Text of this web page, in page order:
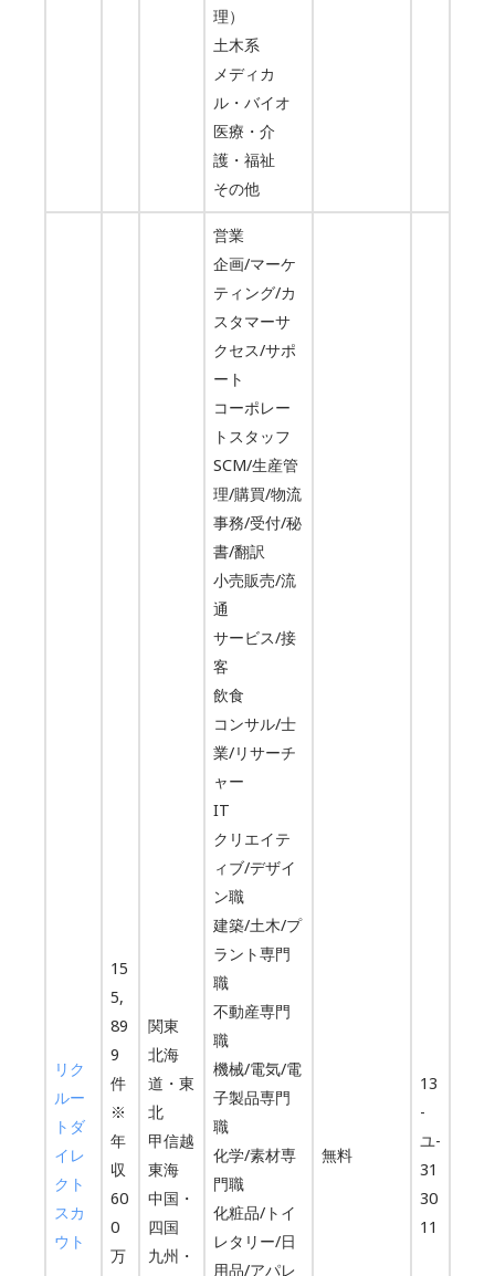
理）
土木系
メディカ
ル・バイオ
医療・介
護・福祉
その他
リク
ルー
トダ
イレ
クト
スカ
ウト
15
5,
89
9
件
※
年
収
60
0
万
関東
北海
道・東
北
甲信越
東海
中国・
四国
九州・
営業
企画/マーケ
ティング/カ
スタマーサ
クセス/サポ
ート
コーポレー
トスタッフ
SCM/生産管
理/購買/物流
事務/受付/秘
書/翻訳
小売販売/流
通
サービス/接
客
飲食
コンサル/士
業/リサーチ
ャー
IT
クリエイテ
ィブ/デザイ
ン職
建築/土木/プ
ラント専門
職
不動産専門
職
機械/電気/電
子製品専門
職
化学/素材専
門職
化粧品/トイ
レタリー/日
用品/アパレ
無料
13
-
ユ-
31
30
11